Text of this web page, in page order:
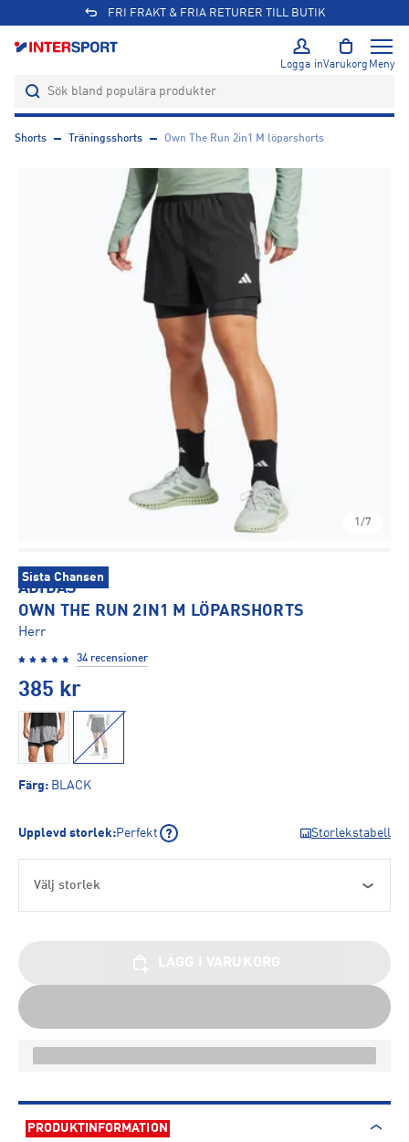
FRI FRAKT & FRIA RETURER TILL BUTIK
Logga inVarukorg Meny
Shorts Träningsshorts Own The Run 2in1 M löparshorts
1/7
Sista Chansen
ADIDAS
OWN THE RUN 2IN1 M LÖPARSHORTS
Herr
34 recensioner
385 kr
Färg: BLACK
Upplevd storlek:Perfekt Storlekstabell
Välj storlek
PRODUKTINFORMATION